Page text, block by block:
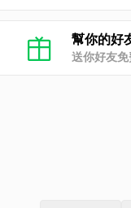
幫你的好
送你好友